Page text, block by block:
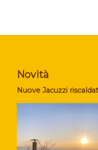
Novità
Nuove Jacuzzi